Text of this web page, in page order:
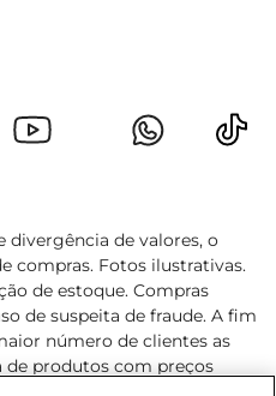
divergência de valores, o
compras. Fotos ilustrativas.
de estoque. Compras
de suspeita de fraude. A fim
número de clientes as
de produtos com preços